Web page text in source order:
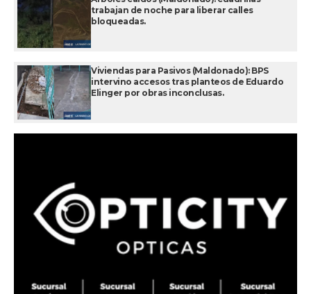
trabajan de noche para liberar calles
bloqueadas.
Viviendas para Pasivos (Maldonado): BPS
intervino accesos tras planteos de Eduardo
Elinger por obras inconclusas.